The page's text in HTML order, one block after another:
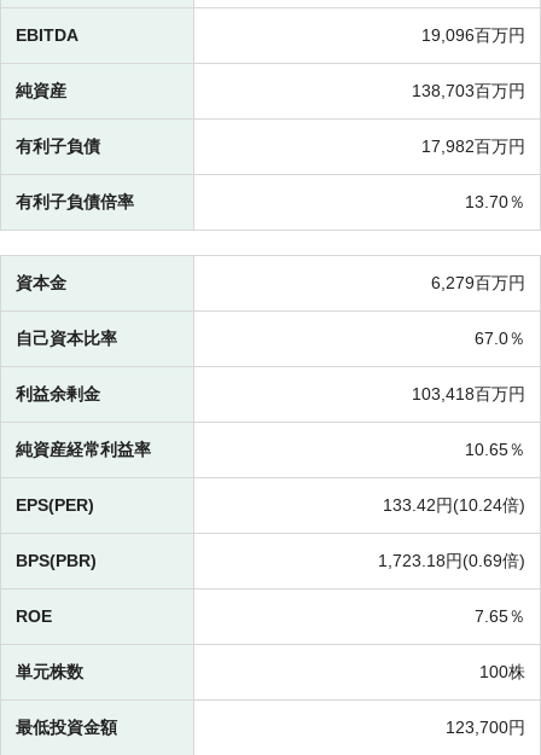
EBITDA 19,096百万円
純資産 138,703百万円
有利子負債 17,982百万円
有利子負債倍率 13.70％
資本金 6,279百万円
自己資本比率 67.0％
利益余剰金 103,418百万円
純資産経常利益率 10.65％
EPS(PER) 133.42円(10.24倍)
BPS(PBR) 1,723.18円(0.69倍)
ROE 7.65％
単元株数 100株
最低投資金額 123,700円